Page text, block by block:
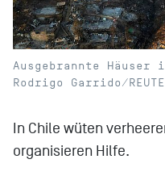
Ausgebrannte
Rodrigo Garrido/
In Chile wüten
organisieren Hilfe.